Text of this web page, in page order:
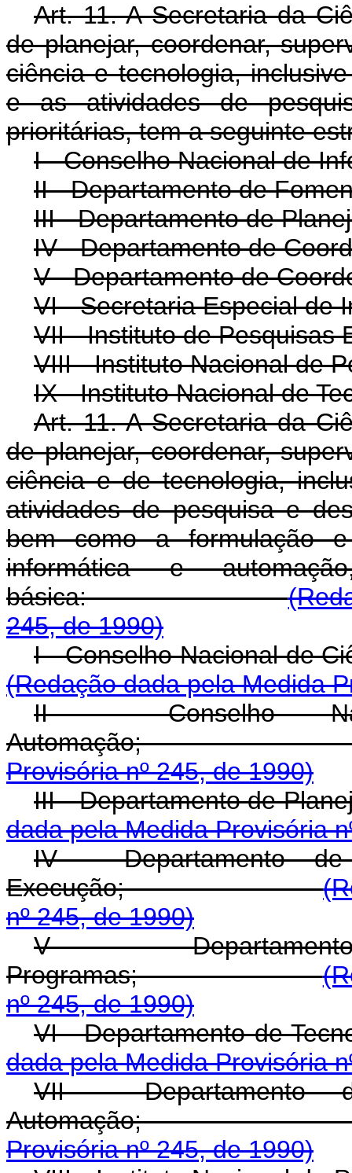
Art. 11. A Secretaria da
de planejar, coordenar,
ciência e tecnologia,
e as atividades de
prioritárias, tem a seguinte
I - Conselho Nacional de
II - Departamento de
III - Departamento de
IV - Departamento de
V - Departamento de
VI - Secretaria Especial de
VII - Instituto de Pesquisas
VIII - Instituto Nacional de
IX - Instituto Nacional de
Art. 11. A Secretaria da
de planejar, coordenar,
ciência e de tecnologia,
atividades de pesquisa e
bem como a formulação
informática e
básica:
245, de 1990)
I - Conselho
(Redação dada pela Medida
II - Conselho
Provisória nº 245, de 1990)
III -
dada pela Medida Provisória
IV - Departamento
Execução;
nº 245, de 1990)
V -
Programas;
nº 245, de 1990)
VI -
dada pela Medida Provisória
VII - Departamento
Provisória nº 245, de 1990)